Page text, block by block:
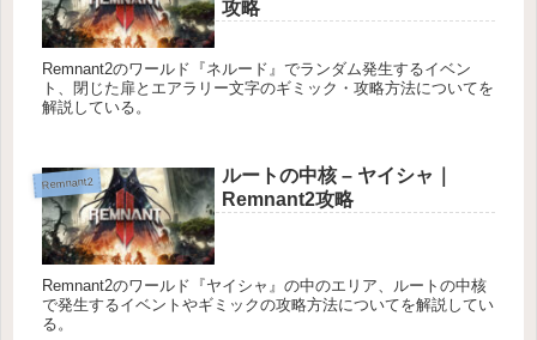
攻略
Remnant2のワールド『ネルード』でランダム発生するイベン
ト、閉じた扉とエアラリー文字のギミック・攻略方法についてを
解説している。
Remnant2
ルートの中核 – ヤイシャ｜
Remnant2攻略
Remnant2のワールド『ヤイシャ』の中のエリア、ルートの中核
で発生するイベントやギミックの攻略方法についてを解説してい
る。